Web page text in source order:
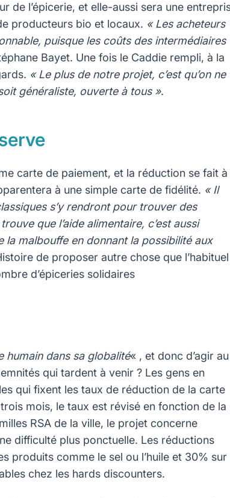
de l’épicerie, et elle-aussi sera une
producteurs bio et locaux. « Les acheteurs
puisque les coûts des intermédiaires
Bayet. Une fois le Caddie rempli, à la
« Le plus de notre projet, c’est qu’on ne
généraliste, ouverte à tous ».
carte de paiement, et la réduction se fait à
à une simple carte de fidélité. « Il
s’y rendront pour trouver des
que l’aide alimentaire, c’est aussi
malbouffe en donnant la possibilité aux
de proposer autre chose que l’habituel
d’épiceries solidaires
humain dans sa globalité« , et donc d’agir au
qui tardent à venir ? Les gens en
qui fixent les taux de réduction de la carte
mois, le taux est révisé en fonction de la
RSA de la ville, le projet concerne
difficulté plus ponctuelle. Les réductions
produits comme le sel ou l’huile et 30% sur
chez les hards discounters.